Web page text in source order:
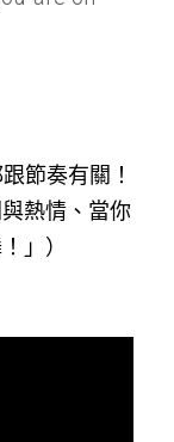
節奏有關！
熱情、當你
」）